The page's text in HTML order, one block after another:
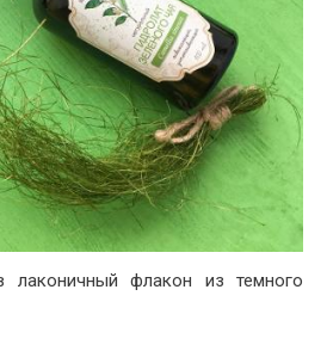
лаконичный флакон из темного